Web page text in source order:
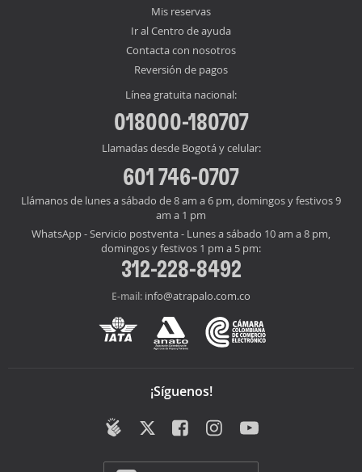
Mis reservas
Ir al Centro de ayuda
Contacta con nosotros
Reversión de pagos
Línea gratuita nacional:
018000-180707
Llamadas desde Bogotá y celular:
601 746-0707
Llámanos de lunes a sábado de 8 am a 6 pm, domingos y festivos 9
am a 1 pm
WhatsApp - Servicio postventa - Lunes a sábado 10 am a 8 pm,
domingos y festivos 1 pm a 5 pm:
312-228-8492
E-mail: info@atrapalo.com.co
¡Síguenos!